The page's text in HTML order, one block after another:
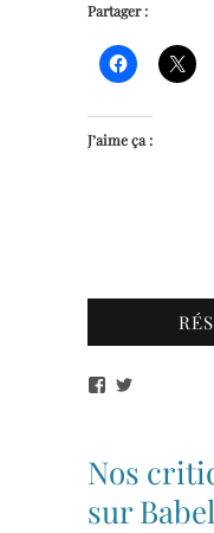
Partager :
J’aime ça :
Voir
sur
Facebook
Tuclasakoi
sur
Twitter
Nos
sur